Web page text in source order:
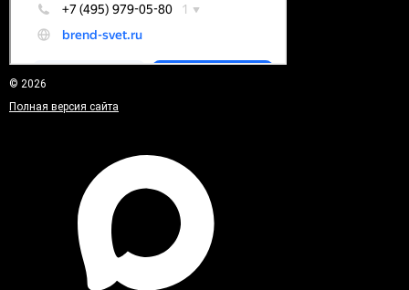
© 2026
Полная версия сайта